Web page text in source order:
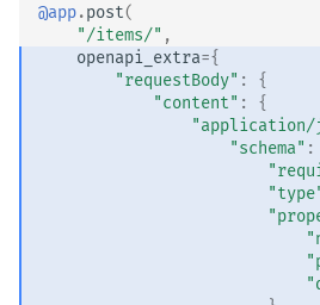
@app.post(
"/items/" ,
openapi_extra={
"requestBody" :
{
"content" :
{
"application/
"schema" :